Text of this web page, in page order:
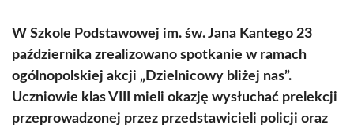
W Szkole Podstawowej im. św. Jana Kantego 23
października zrealizowano spotkanie w ramach
ogólnopolskiej akcji „Dzielnicowy bliżej nas”.
Uczniowie klas VIII mieli okazję wysłuchać prelekcji
przeprowadzonej przez przedstawicieli policji oraz